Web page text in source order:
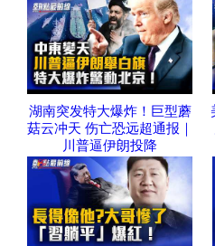
湖南突发特大爆炸！巨型蘑
菇云冲天 伤亡恐远超通报｜
川普逼伊朗投降